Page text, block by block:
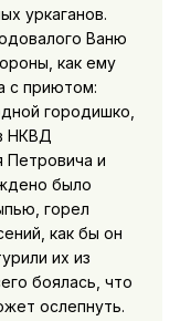
уркаганов.
Ваню
как ему
с приютом:
городишко,
НКВД
Петровича и
было
горел
как бы он
их из
боялась, что
ослепнуть.